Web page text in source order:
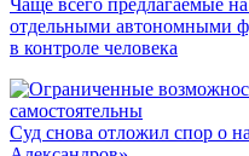
Чаще всего предлагаемые
отдельными автономными
в контроле человека
Суд снова отложил спор о